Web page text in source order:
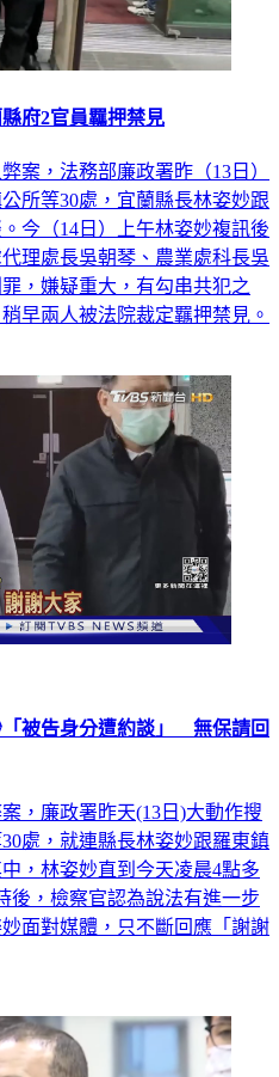
府2官員羈押禁見
案，法務部廉政署昨（13日）
所等30處，宜蘭縣長林姿妙跟
今（14日）上午林姿妙複訊後
理處長吳朝琴、農業處科長吳
，嫌疑重大，有勾串共犯之
早兩人被法院裁定羈押禁見。
被告身分遭約談」 無保請回
，廉政署昨天(13日)大動作搜
處，就連縣長林姿妙跟羅東鎮
，林姿妙直到今天凌晨4點多
後，檢察官認為說法有進一步
面對媒體，只不斷回應「謝謝